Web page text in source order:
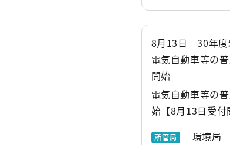
8月13日 30年度
電気自動車等の
開始
電気自動車等の
始【8月13日受付
所管局 環境局